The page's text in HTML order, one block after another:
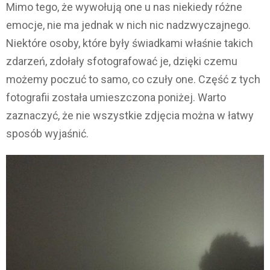
Mimo tego, że wywołują one u nas niekiedy różne
emocje, nie ma jednak w nich nic nadzwyczajnego.
Niektóre osoby, które były świadkami właśnie takich
zdarzeń, zdołały sfotografować je, dzięki czemu
możemy poczuć to samo, co czuły one. Część z tych
fotografii została umieszczona poniżej. Warto
zaznaczyć, że nie wszystkie zdjęcia można w łatwy
sposób wyjaśnić.